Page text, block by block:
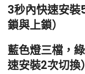
3秒內快速安
鎖與上鎖）
藍色燈三檔，
速安裝2次切換）